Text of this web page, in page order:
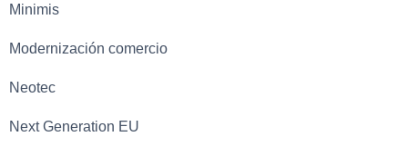
Minimis
Modernización comercio
Neotec
Next Generation EU